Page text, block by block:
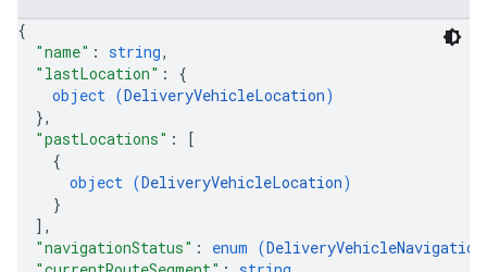
{
"name" : string,
"lastLocation" : {
object (DeliveryVehicleLocation)
},
"pastLocations" :
[
{
object (DeliveryVehicleLocation)
}
] ,
"navigationStatus" : enum (